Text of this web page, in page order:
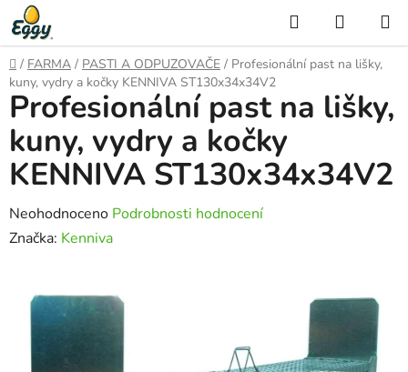
Přejít
na
obsah
Hledat
KOŠÍK
Domů
/ FARMA / PASTI A ODPUZOVAČE / Profesionální past na lišky,
kuny, vydry a kočky KENNIVA ST130x34x34V2
Profesionální past na lišky,
kuny, vydry a kočky
KENNIVA ST130x34x34V2
Průměrné
hodnocení
Neohodnoceno Podrobnosti hodnocení
Značka: Kenniva